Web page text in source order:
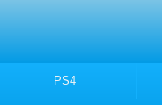
PS4